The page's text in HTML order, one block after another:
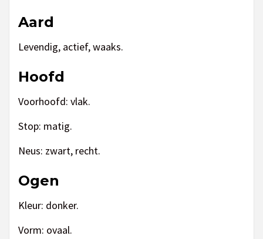
Aard
Levendig, actief, waaks.
Hoofd
Voorhoofd: vlak.
Stop: matig.
Neus: zwart, recht.
Ogen
Kleur: donker.
Vorm: ovaal.